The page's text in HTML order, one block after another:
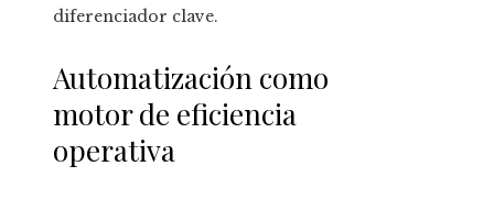
diferenciador clave.
Automatización como
motor de eficiencia
operativa